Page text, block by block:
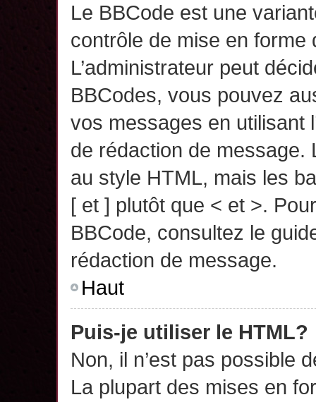
Le BBCode est une
contrôle de mise en forme
L’administrateur peut
BBCodes, vous pouvez
vos messages en utilisant
de rédaction de message.
au style HTML, mais les
[ et ] plutôt que < et >.
BBCode, consultez le
rédaction de message.
Haut
Puis-je utiliser le HTML?
Non, il n’est pas possible
La plupart des mises en